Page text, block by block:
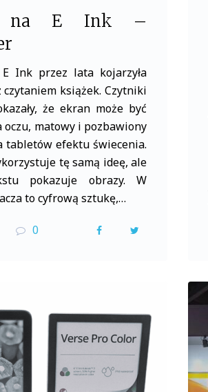
na E Ink –
E Ink przez lata kojarzyła
czytaniem książek. Czytniki
że ekran może być
oczu, matowy i pozbawiony
tabletów efektu świecenia.
tę samą ideę, ale
pokazuje obrazy. W
to cyfrową sztukę,…
0
F
b
o
t
e